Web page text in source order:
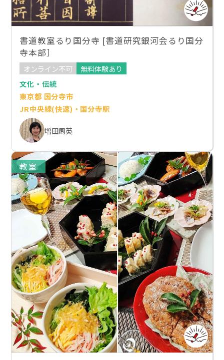
書道教室るり国分寺 [書道研究銀河会るり国分
寺本部］
オンライン不可
無料体験あり
文化・伝統
東京都 国分寺市
JR中央線(快速)・国分寺駅
増田周英
教室